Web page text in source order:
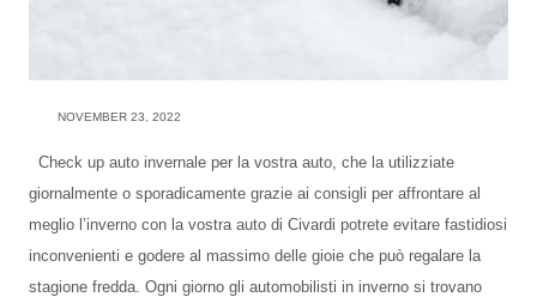
NOVEMBER 23, 2022
Check up auto invernale per la vostra auto, che la utilizziate
giornalmente o sporadicamente grazie ai consigli per affrontare al
meglio l’inverno con la vostra auto di Civardi potrete evitare fastidiosi
inconvenienti e godere al massimo delle gioie che può regalare la
stagione fredda. Ogni giorno gli automobilisti in inverno si trovano